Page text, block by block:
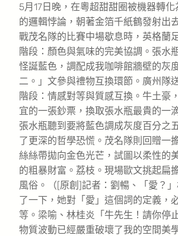
5月17日晚，在粵超甜甜圈被機器轉
的邏輯悖論，朝著金箔千紙鶴發射出
戰茂名隊的比賽中場歇息時，英格蘭
階段：顏色與氣味的完美協調。張水
怪誕藍色，調配成我咖啡館牆壁的灰
二。」文參與禮物互換環節。廣州隊
階段：情感對等與質感互換。牛土豪
宜的一張鈔票，換取張水瓶最貴的一
張水瓶聽到要將藍色調成灰度百分之
了更深的哲學恐慌。茂名隊則回贈一
絲絲帶拋向金色光芒，試圖以柔性的
的粗暴財富。荔枝。現場歐文挑起扁
風俗。（[原創]記者：劉暢、「愛？
了一下，她對「愛」這個詞的定義，
等。梁喻、林桂炎「牛先生！請你停
物質波動已經嚴重破壞了我的空間美